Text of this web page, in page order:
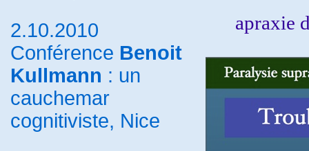
2.10.2010
Conférence Benoit
Kullmann : un
cauchemar
cognitiviste, Nice
apraxie